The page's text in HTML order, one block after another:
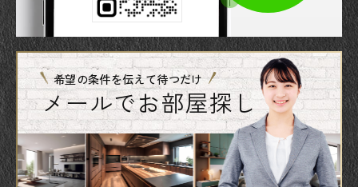
希望の条件を伝えて待つだけ
メールでお部屋探し